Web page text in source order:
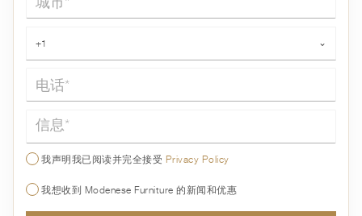
+1 ⌄
信息*
我声明我已阅读并完全接受 Privacy Policy
我想收到 Modenese Furniture 的新闻和优惠